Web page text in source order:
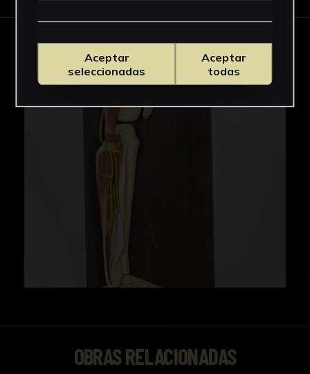
IMÁGENES
OBRAS RELACIONADAS
Aceptar
seleccionadas
Aceptar
todas